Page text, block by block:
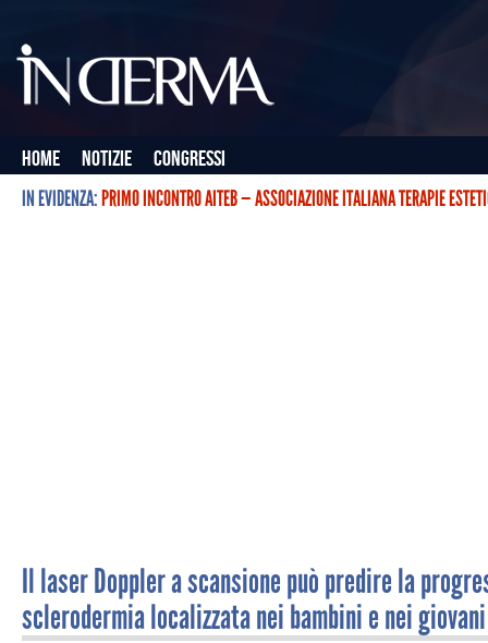
Home Notizie
Congressi
IN EVIDENZA:PRIMO INCONTRO AITEB — ASSOCIAZIONE ITALIANA TERAPIE
Il laser Doppler a scansione può predire la
sclerodermia localizzata nei bambini e nei